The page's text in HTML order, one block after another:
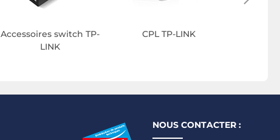
Accessoires switch TP-
LINK
CPL TP-LINK
NOUS CONTACTER :